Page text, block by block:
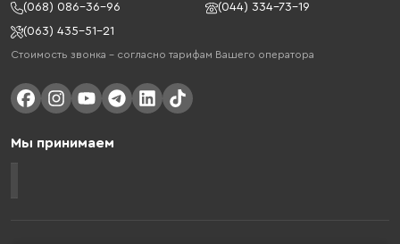
(068) 086-36-96
(044) 334-73-19
(063) 435-51-21
Стоимость звонка – согласно тарифам Вашего оператора
Мы принимаем